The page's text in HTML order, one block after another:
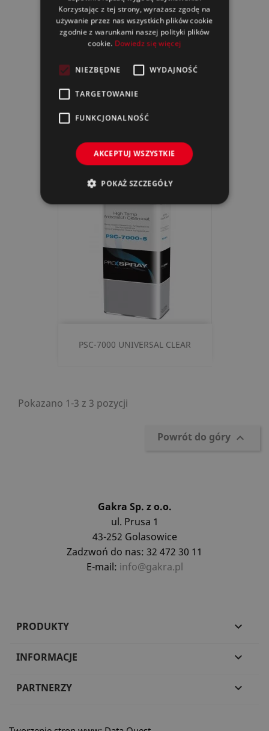
PSC-7000 UNIVERSAL CLEAR
Pokazano 1-3 z 3 pozycji
Powrót do góry 
Gakra Sp. z o.o.
ul. Prusa 1
43-252 Golasowice
Zadzwoń do nas: 32 472 30 11
E-mail: info@gakra.pl
PRODUKTY 
INFORMACJE 
PARTNERZY 
Korzystając z tej strony, wyrażasz zgodę na
używanie przez nas wszystkich plików cookie
zgodnie z warunkami naszej polityki plików
cookie. Dowiedz się więcej
NIEZBĘDNE WYDAJNOŚĆ
TARGETOWANIE
FUNKCJONALNOŚĆ
AKCEPTUJ WSZYSTKIE
POKAŻ SZCZEGÓŁY